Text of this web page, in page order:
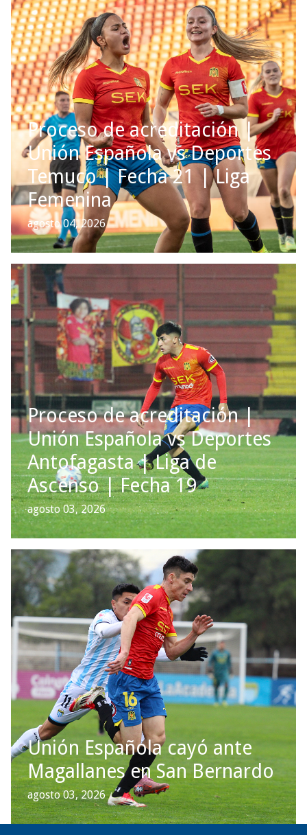
Proceso de acreditación |
Unión Española vs Deportes
Temuco | Fecha 21 | Liga
Femenina
agosto 04, 2026
Proceso de acreditación |
Unión Española vs Deportes
Antofagasta | Liga de
Ascenso | Fecha 19
agosto 03, 2026
Unión Española cayó ante
Magallanes en San Bernardo
agosto 03, 2026